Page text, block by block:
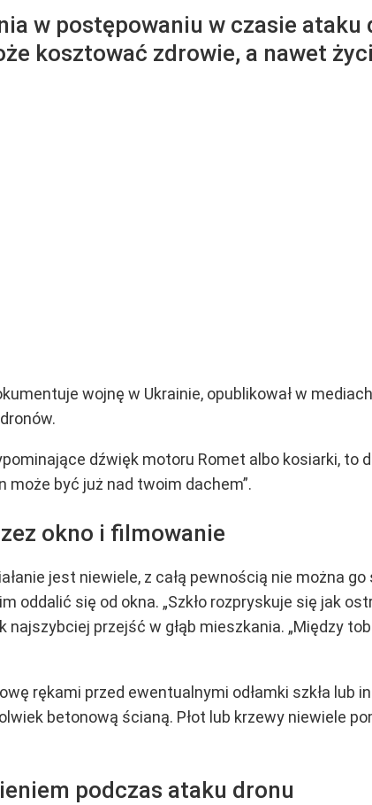
w postępowaniu w czasie ataku
kosztować zdrowie, a nawet
wojnę w Ukrainie, opublikował w
dźwięk motoru Romet albo kosiarki, to
może być już nad twoim dachem”.
okno i filmowanie
jest niewiele, z całą pewnością nie można
oddalić się od okna. „Szkło rozpryskuje się jak
przejść w głąb mieszkania. „Między
rękami przed ewentualnymi odłamki szkła lub
betonową ścianą. Płot lub krzewy niewiele
podczas ataku dronu